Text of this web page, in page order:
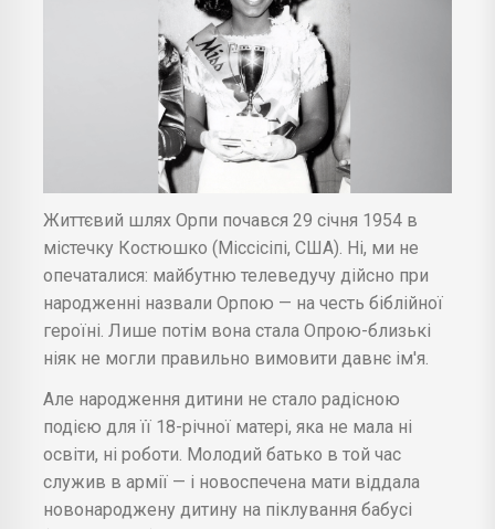
Життєвий шлях Орпи почався 29 січня 1954 в
містечку Костюшко (Міссісіпі, США). Ні, ми не
опечаталися: майбутню телеведучу дійсно при
народженні назвали Орпою — на честь біблійної
героїні. Лише потім вона стала Опрою-близькі
ніяк не могли правильно вимовити давнє ім'я.
Але народження дитини не стало радісною
подією для її 18-річної матері, яка не мала ні
освіти, ні роботи. Молодий батько в той час
служив в армії — і новоспечена мати віддала
новонароджену дитину на піклування бабусі